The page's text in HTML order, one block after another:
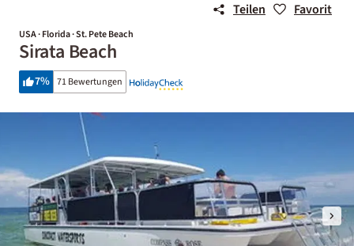
Teilen Favorit
USA · Florida · St. Pete Beach
Sirata Beach
7% 71 Bewertungen